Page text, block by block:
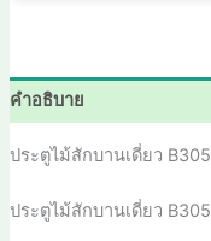
คำอธิบาย
ประตูไม้สักบานเดี่ยว B305
ประตูไม้สักบานเดี่ยว B305